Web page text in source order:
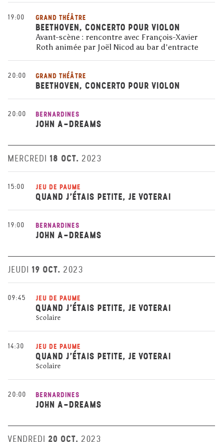
19:00 GRAND THÉÂTRE
BEETHOVEN, CONCERTO POUR VIOLON
Avant-scène : rencontre avec François-Xavier
Roth animée par Joël Nicod au bar d'entracte
20:00 GRAND THÉÂTRE
BEETHOVEN, CONCERTO POUR VIOLON
20:00 BERNARDINES
JOHN A-DREAMS
MERCREDI 18 OCT. 2023
15:00 JEU DE PAUME
QUAND J’ÉTAIS PETITE, JE VOTERAI
19:00 BERNARDINES
JOHN A-DREAMS
JEUDI 19 OCT. 2023
09:45 JEU DE PAUME
QUAND J’ÉTAIS PETITE, JE VOTERAI
Scolaire
14:30 JEU DE PAUME
QUAND J’ÉTAIS PETITE, JE VOTERAI
Scolaire
20:00 BERNARDINES
JOHN A-DREAMS
VENDREDI 20 OCT. 2023